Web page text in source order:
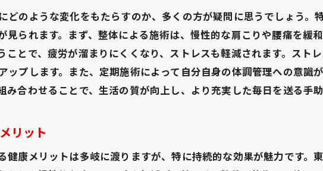
月一整体で得られる心身の安定感
整体を通じて心身のバランスを保つ方法
どのような変化をもたらすのか、多くの方が疑問に思うでしょう。
見られます。まず、整体による施術は、慢性的な肩こりや腰痛を緩
ことで、疲労が溜まりにくくなり、ストレスも軽減されます。スト
ップします。また、定期施術によって自分自身の体調管理への意識
み合わせることで、生活の質が向上し、より充実した毎日を送る手
リット
健康メリットは多岐に渡りますが、特に持続的な効果が魅力です。